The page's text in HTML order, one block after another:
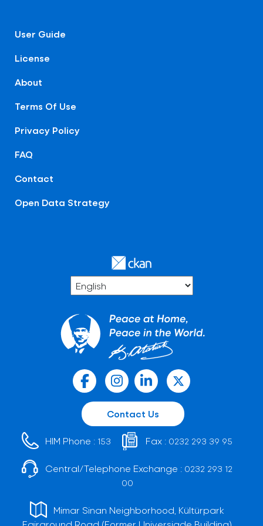
User Guide
License
About
Terms Of Use
Privacy Policy
FAQ
Contact
Open Data Strategy
Contact Us
HIM Phone : 153 Fax : 0232 293 39 95
Central/Telephone Exchange : 0232 293 12
00
Mimar Sinan Neighborhood, Kültürpark